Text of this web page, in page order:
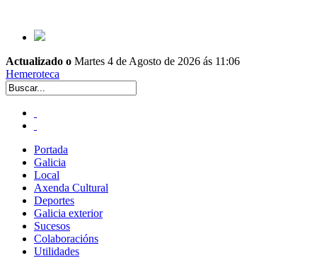
Actualizado o Martes 4 de Agosto de 2026 ás 11:06
Hemeroteca
Portada
Galicia
Local
Axenda Cultural
Deportes
Galicia exterior
Sucesos
Colaboracións
Utilidades